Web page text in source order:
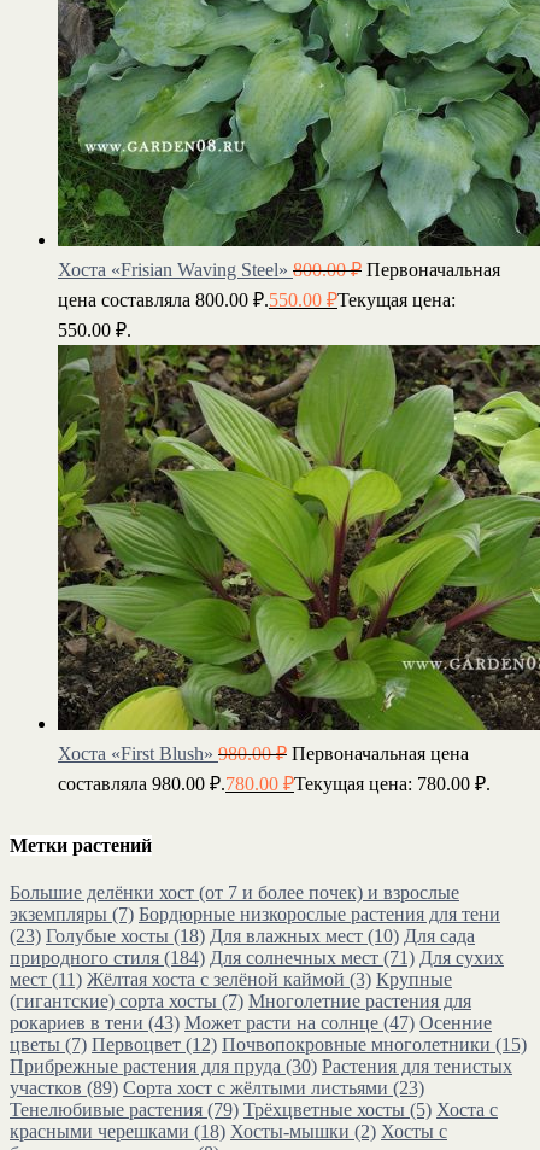
Хоста «Frisian Waving Steel» 800.00₽ Первоначальная
цена составляла 800.00 ₽.550.00 ₽Текущая цена:
550.00 ₽.
Хоста «First Blush» 980.00₽ Первоначальная цена
составляла 980.00 ₽.780.00 ₽Текущая цена: 780.00 ₽.
Метки растений
Большие делёнки хост (от 7 и более почек) и взрослые
экземпляры (7) Бордюрные низкорослые растения для тени
(23) Голубые хосты (18) Для влажных мест (10) Для сада
природного стиля (184) Для солнечных мест (71) Для сухих
мест (11) Жёлтая хоста с зелёной каймой (3) Крупные
(гигантские) сорта хосты (7) Многолетние растения для
рокариев в тени (43) Может расти на солнце (47) Осенние
цветы (7) Первоцвет (12) Почвопокровные многолетники (15)
Прибрежные растения для пруда (30) Растения для тенистых
участков (89) Сорта хост с жёлтыми листьями (23)
Тенелюбивые растения (79) Трёхцветные хосты (5) Хоста с
красными черешками (18) Хосты-мышки (2) Хосты с